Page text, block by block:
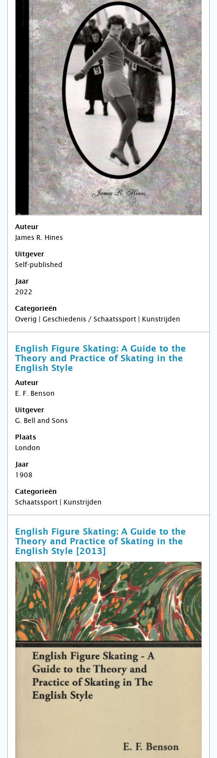
Auteur
James R. Hines
Uitgever
Self-published
Jaar
2022
Categorieën
Overig | Geschiedenis / Schaatssport | Kunstrijden
English Figure Skating: A Guide to the
Theory and Practice of Skating in the
English Style
Auteur
E. F. Benson
Uitgever
G. Bell and Sons
Plaats
London
Jaar
1908
Categorieën
Schaatssport | Kunstrijden
English Figure Skating: A Guide to the
Theory and Practice of Skating in the
English Style [2013]